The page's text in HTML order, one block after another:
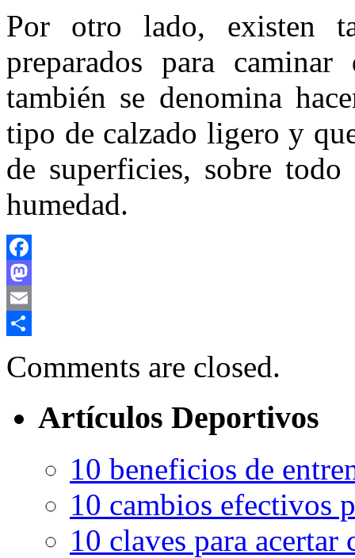
Por otro lado, existen
preparados para
también se denomina
tipo de calzado ligero y
de superficies, sobre
humedad.
Facebook
Mastodon
Email
Comments are closed.
Artículos Deportivos
10 beneficios de
10 cambios efectivos
10 claves para